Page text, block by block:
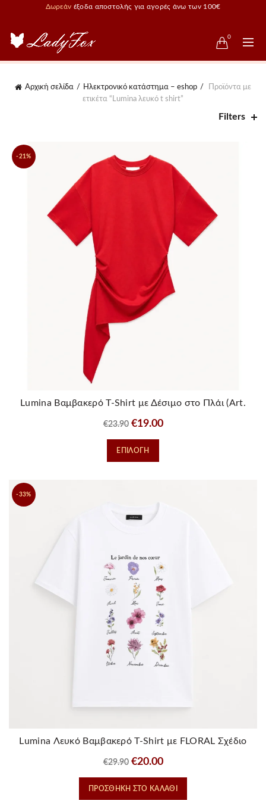
Δωρεάν έξοδα αποστολής για αγορές άνω των 100€
0
Αρχική σελίδα Ηλεκτρονικό κατάστημα – eshop
Προϊόντα με
ετικέτα “Lumina λευκό t shirt”
Filters
-21%
Lumina Βαμβακερό T-Shirt με Δέσιμο στο Πλάι (Art.
€23.90 Original
price
was:
€19.00Η
ΕΠΙΛΟΓΉ
να
επιλεγούν
στη
σελίδα
του
προϊόντος
-33%
Lumina Λευκό Βαμβακερό T-Shirt με FLORAL Σχέδιο
€29.90 Original
price
was:
€20.00Η
τρέχουσα
τιμή
ΠΡΟΣΘΉΚΗ ΣΤΟ ΚΑΛΆΘΙ